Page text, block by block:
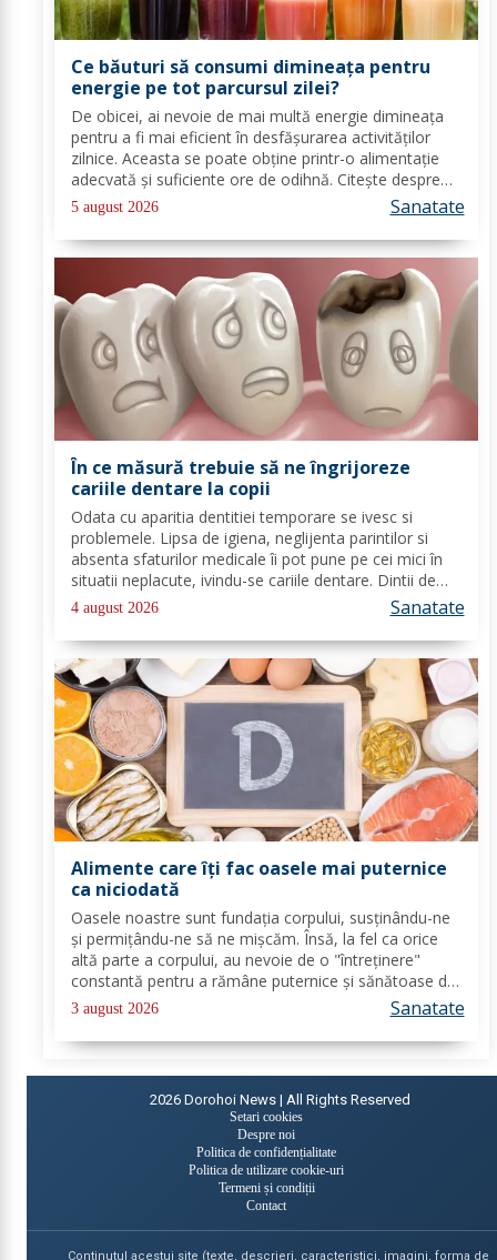
Ce băuturi să consumi dimineața pentru
energie pe tot parcursul zilei?
De obicei, ai nevoie de mai multă energie dimineața
pentru a fi mai eficient în desfășurarea activităților
zilnice. Aceasta se poate obține printr-o alimentație
adecvată și suficiente ore de odihnă. Citește despre
băuturile care pot oferi energie dimineața. În general,
oamenii aleg să bea cafea...
5 august 2026 Sanatate
În ce măsură trebuie să ne îngrijoreze
cariile dentare la copii
Odata cu aparitia dentitiei temporare se ivesc si
problemele. Lipsa de igiena, neglijenta parintilor si
absenta sfaturilor medicale îi pot pune pe cei mici în
situatii neplacute, ivindu-se cariile dentare. Dintii de
lapte se pot caria asemenea celor permanenti,
diferenta mare este ca structura...
4 august 2026 Sanatate
Alimente care îți fac oasele mai puternice
ca niciodată
Oasele noastre sunt fundația corpului, susținându-ne
și permițându-ne să ne mișcăm. Însă, la fel ca orice
altă parte a corpului, au nevoie de o "întreținere"
constantă pentru a rămâne puternice și sănătoase de-
a lungul vieții. Din fericire, nu ai nevoie de poțiuni
magice, ci de alimente simple, dar...
3 august 2026 Sanatate
2026 Dorohoi News | All Rights Reserved
Setari cookies
Despre noi
Politica de confidențialitate
Politica de utilizare cookie-uri
Termeni și condiții
Contact
Continutul acestui site (texte, descrieri, caracteristici, imagini, forma de